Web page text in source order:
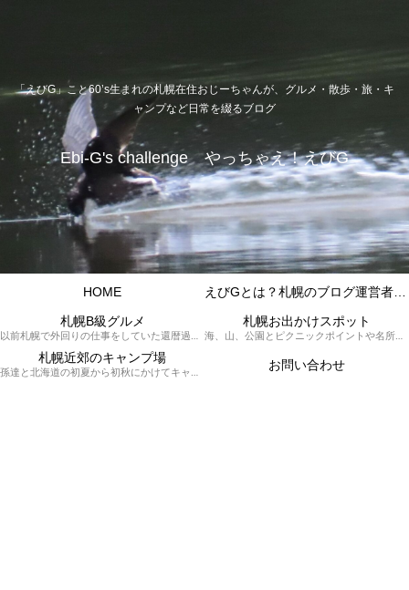
「えびG」こと60’s生まれの札幌在住おじーちゃんが、グルメ・散歩・旅・キ
ャンプなど日常を綴るブログ
Ebi-G's challenge やっちゃえ！えびG
HOME
札幌B級グルメ
以前札幌で外回りの仕事をしていた還暦過ぎブロガー「えびG」がランチ（サラリーマンランチ、サラメシ）を中心に、おそば、ラーメン、中華、日替わりランチを「札幌Bグルメ」と題してレポートしているブログカテゴリーのページです。現在は定年後の再雇用で札幌中とはいかなまでも会社の近くのすすきの界隈や家のある札幌市南区を中心に徘徊しております。
札幌お出かけスポット
海、山、公園とピクニックポイントや名所、旧跡などなど、、、、、札幌はもとより郊外の無理なく日帰りでいって帰ってこれるお出かけスポットを孫っち達（小学５、３年生、幼稚園年長さんの３人）とえびGがお出かけをして紹介しているページです。
札幌近郊のキャンプ場
孫達と北海道の初夏から初秋にかけてキャンプに出かけます。キャンプ場情報だったり料理だったり花火や遊びに虫取りとまさに「やっちゃえ！えびG」やりたい放題のブログです。 お問い合わせ